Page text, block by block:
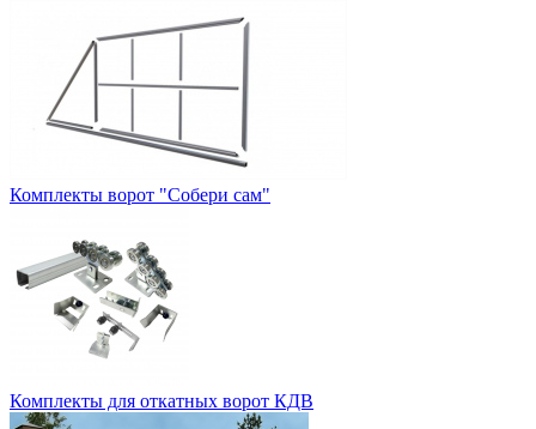
Комплекты ворот "Собери сам"
Комплекты для откатных ворот КДВ